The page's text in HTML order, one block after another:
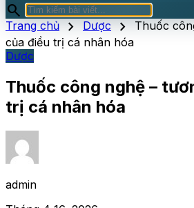
search
Trang chủ chevron_right Dược chevron_right Thuốc
của điều trị cá nhân hóa
Dược
Thuốc công nghệ –
trị cá nhân hóa
admin